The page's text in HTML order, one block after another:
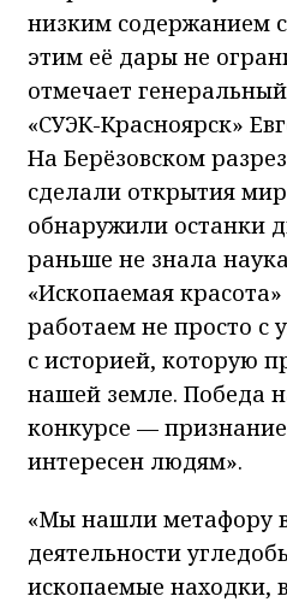
низким содержанием
этим её дары не
отмечает
«СУЭК-Красноярск»
На Берёзовском
сделали открытия
обнаружили останки
раньше не знала
«Ископаемая
работаем не просто с
с историей, которую
нашей земле. Победа
конкурсе —
интересен людям».
«Мы нашли метафору
деятельности
ископаемые находки,